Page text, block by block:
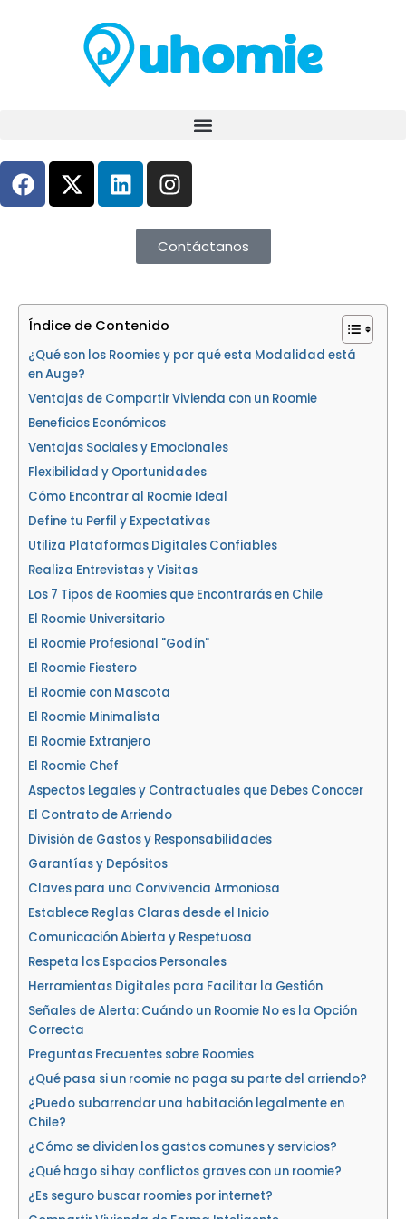
F
a
c
o
k
X
-
t
t
e
r
L
i
n
i
n
I
n
s
t
a
r
a
m
Contáctanos
Índice de Contenido
¿Qué son los Roomies y por qué esta Modalidad está
en Auge?
Ventajas de Compartir Vivienda con un Roomie
Beneficios Económicos
Ventajas Sociales y Emocionales
Flexibilidad y Oportunidades
Cómo Encontrar al Roomie Ideal
Define tu Perfil y Expectativas
Utiliza Plataformas Digitales Confiables
Realiza Entrevistas y Visitas
Los 7 Tipos de Roomies que Encontrarás en Chile
El Roomie Universitario
El Roomie Profesional "Godín"
El Roomie Fiestero
El Roomie con Mascota
El Roomie Minimalista
El Roomie Extranjero
El Roomie Chef
Aspectos Legales y Contractuales que Debes Conocer
El Contrato de Arriendo
División de Gastos y Responsabilidades
Garantías y Depósitos
Claves para una Convivencia Armoniosa
Establece Reglas Claras desde el Inicio
Comunicación Abierta y Respetuosa
Respeta los Espacios Personales
Herramientas Digitales para Facilitar la Gestión
Señales de Alerta: Cuándo un Roomie No es la Opción
Correcta
Preguntas Frecuentes sobre Roomies
¿Qué pasa si un roomie no paga su parte del arriendo?
¿Puedo subarrendar una habitación legalmente en
Chile?
¿Cómo se dividen los gastos comunes y servicios?
¿Qué hago si hay conflictos graves con un roomie?
¿Es seguro buscar roomies por internet?